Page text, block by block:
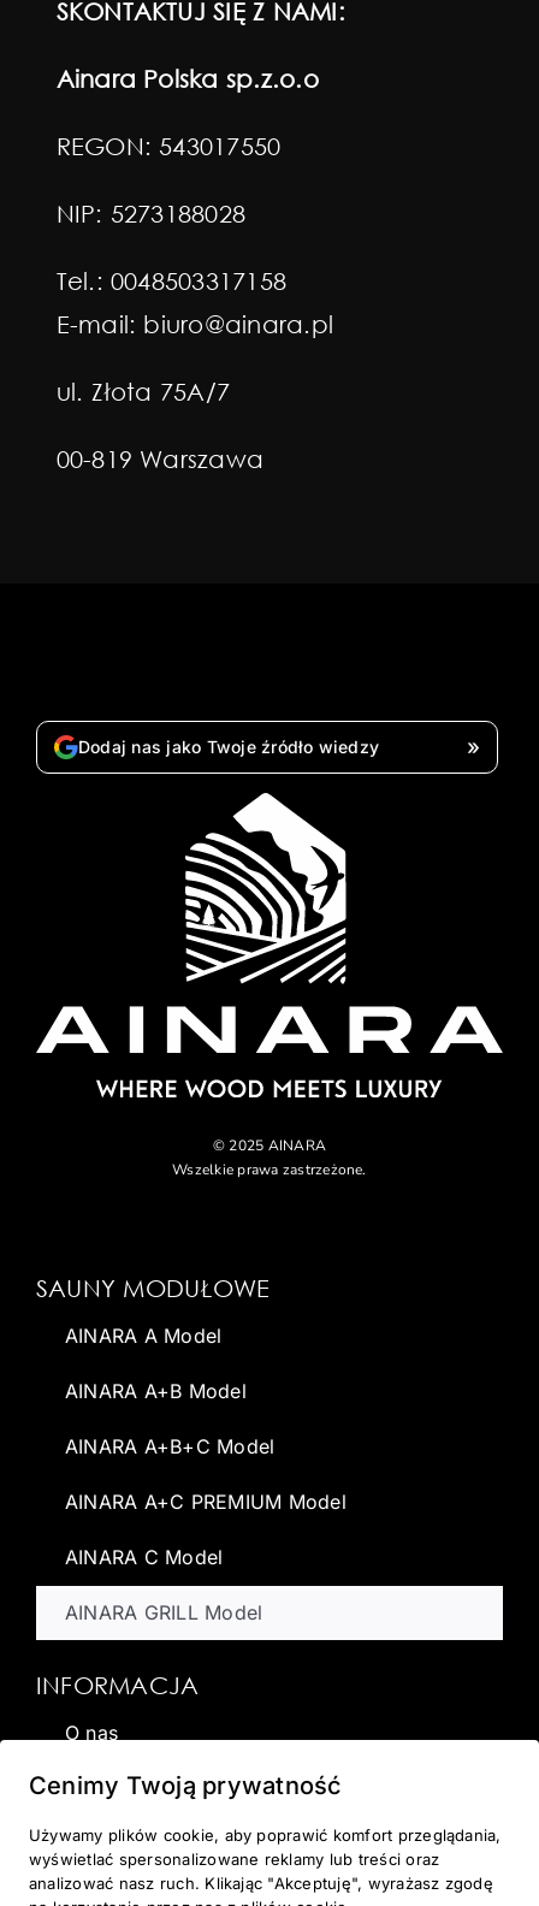
SKONTAKTUJ SIĘ Z NAMI:
Ainara Polska sp.z.o.o
REGON: 543017550
NIP: 5273188028
Tel.:0048503317158
E-mail: biuro@ainara.pl
ul. Złota 75A/7
00-819 Warszawa
Dodaj nas jako Twoje źródło wiedzy »
© 2025 AINARA
Wszelkie prawa zastrzeżone.
SAUNY MODUŁOWE
AINARA A Model
AINARA A+B Model
AINARA A+B+C Model
AINARA A+C PREMIUM Model
AINARA C Model
AINARA GRILL Model
INFORMACJA
O nas
Wirtualna sauna
Dostawa
Galeria
Cenimy Twoją prywatność
Używamy plików cookie, aby poprawić komfort przeglądania,
wyświetlać spersonalizowane reklamy lub treści oraz
analizować nasz ruch. Klikając "Akceptuję", wyrażasz zgodę